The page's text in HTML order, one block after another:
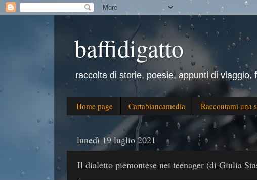
baffidigatto
raccolta di storie, poesie, appunti di viaggio,
Home page Cartabiancamedia Raccontami una
lunedì 19 luglio 2021
Il dialetto piemontese nei teenager (di Giulia